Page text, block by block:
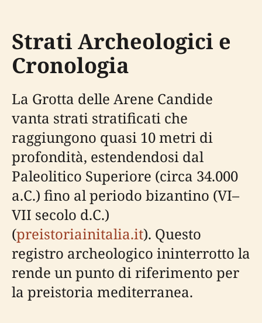
Strati Archeologici e
Cronologia
La Grotta delle Arene Candide
vanta strati stratificati che
raggiungono quasi 10 metri di
profondità, estendendosi dal
Paleolitico Superiore (circa 34.000
a.C.) fino al periodo bizantino (VI–
VII secolo d.C.)
(preistoriainitalia.it). Questo
registro archeologico ininterrotto la
rende un punto di riferimento per
la preistoria mediterranea.